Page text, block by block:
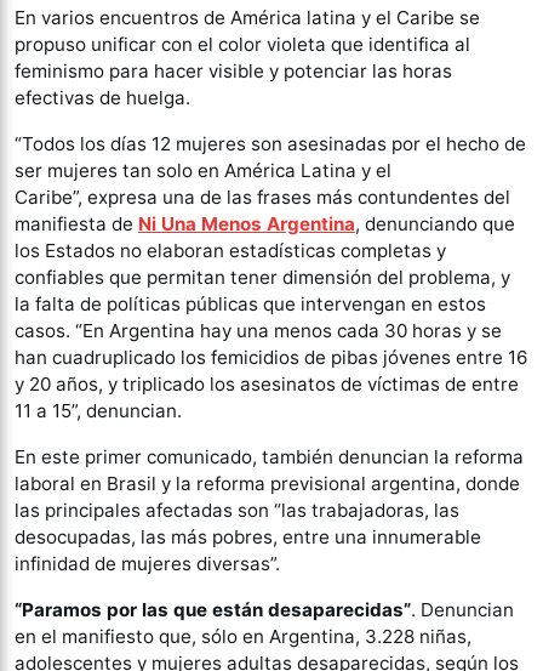
En varios encuentros de América latina y el Caribe se
propuso unificar con el color violeta que identifica al
feminismo para hacer visible y potenciar las horas
efectivas de huelga.
“Todos los días 12 mujeres son asesinadas por el hecho de
ser mujeres tan solo en América Latina y el
Caribe”, expresa una de las frases más contundentes del
manifiesta de Ni Una Menos Argentina, denunciando que
los Estados no elaboran estadísticas completas y
confiables que permitan tener dimensión del problema, y
la falta de políticas públicas que intervengan en estos
casos. “En Argentina hay una menos cada 30 horas y se
han cuadruplicado los femicidios de pibas jóvenes entre 16
y 20 años, y triplicado los asesinatos de víctimas de entre
11 a 15”, denuncian.
En este primer comunicado, también denuncian la reforma
laboral en Brasil y la reforma previsional argentina, donde
las principales afectadas son “las trabajadoras, las
desocupadas, las más pobres, entre una innumerable
infinidad de mujeres diversas”.
“Paramos por las que están desaparecidas”. Denuncian
en el manifiesto que, sólo en Argentina, 3.228 niñas,
adolescentes y mujeres adultas desaparecidas, según los